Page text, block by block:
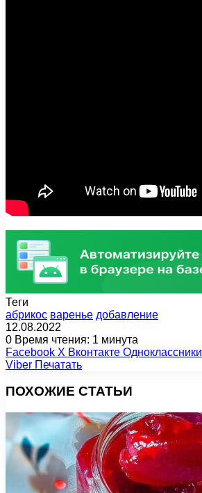
Теги
абрикос варенье добавление
12.08.2022
0 Время чтения: 1 минута
Facebook X Вконтакте Одноклассники
Viber Печатать
ПОХОЖИЕ СТАТЬИ